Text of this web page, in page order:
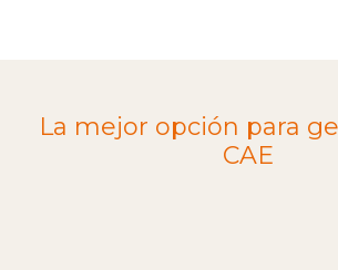
La mejor opción para
CAE